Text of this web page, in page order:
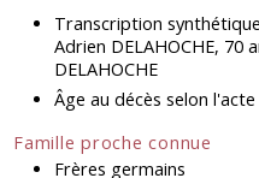
Transcription
Adrien DELAHOCHE, 70
DELAHOCHE
Âge au décès selon
Famille proche connue
Frères germains